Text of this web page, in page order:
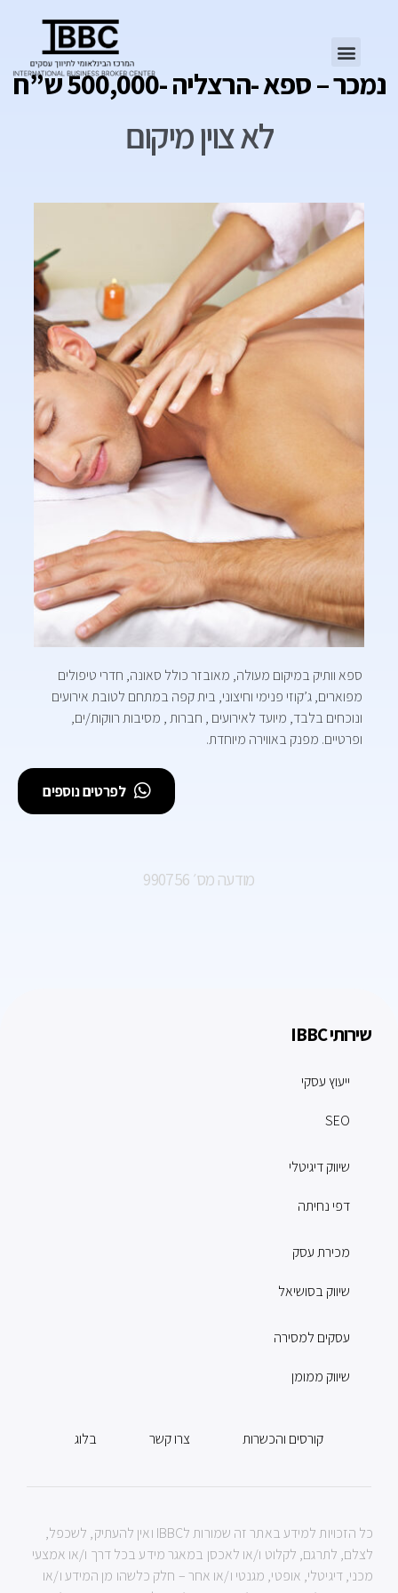
נמכר – ספא -הרצליה -500,000 ש”ח
לא צוין מיקום
ספא וותיק במיקום מעולה, מאובזר כולל סאונה, חדרי טיפולים
מפוארים, ג’קוזי פנימי וחיצוני, בית קפה במתחם לטובת אירועים
ונוכחים בלבד, מיועד לאירועים , חברות , מסיבות רווקות/ים,
ופרטיים. מפנק באווירה מיוחדת.
לפרטים נוספים
מודעה מס׳ 990756
שירותי IBBC
ייעוץ עסקי
SEO
שיווק דיגיטלי
דפי נחיתה
מכירת עסק
שיווק בסושיאל
עסקים למסירה
שיווק ממומן
בלוג צרו קשר קורסים והכשרות
כל הזכויות למידע באתר זה שמורות לIBBC ואין להעתיק, לשכפל,
לצלם, לתרגם, לקלוט ו/או לאכסן במאגר מידע בכל דרך ו/או אמצעי
מכני, דיגיטלי, אופטי, מגנטי ו/או אחר – חלק כלשהו מן המידע ו/או